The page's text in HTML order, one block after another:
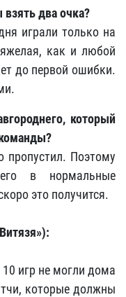
взять два очка?
играли только на
как и любой
до первой ошибки.
который
Поэтому
в нормальные
это получится.
игр не могли дома
которые должны